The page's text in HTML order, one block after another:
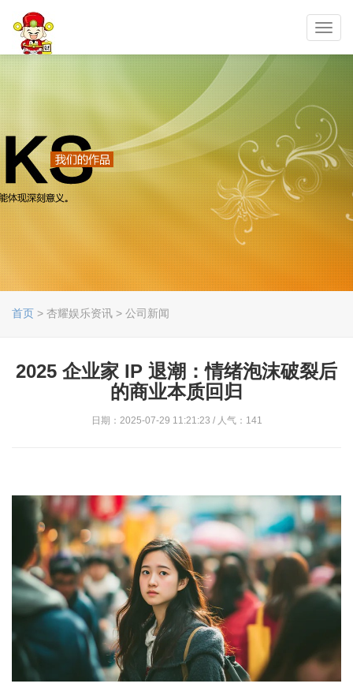
首页 > 杏耀娱乐资讯 > 公司新闻
2025 企业家 IP 退潮：情绪泡沫破裂后
的商业本质回归
日期：2025-07-29 11:21:23 / 人气：141